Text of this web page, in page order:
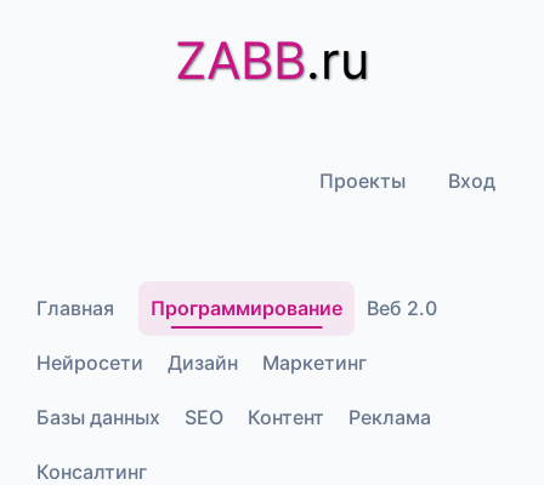
ZABB.ru
Проекты Вход
Главная Программирование Веб 2.0
Нейросети Дизайн Маркетинг
Базы данных SEO Контент Реклама
Консалтинг